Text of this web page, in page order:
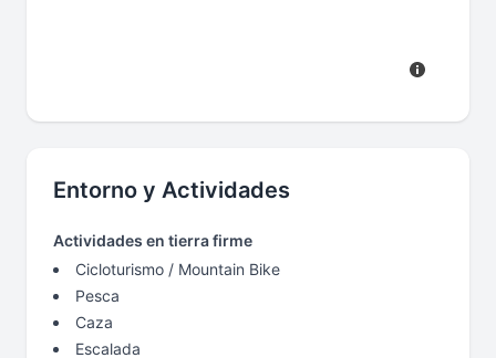
Entorno y Actividades
Actividades en tierra firme
Cicloturismo / Mountain Bike
Pesca
Caza
Escalada